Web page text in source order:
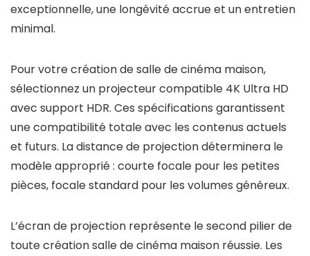
exceptionnelle, une longévité accrue et un entretien
minimal.
Pour votre création de salle de cinéma maison,
sélectionnez un projecteur compatible 4K Ultra HD
avec support HDR. Ces spécifications garantissent
une compatibilité totale avec les contenus actuels
et futurs. La distance de projection déterminera le
modèle approprié : courte focale pour les petites
pièces, focale standard pour les volumes généreux.
L’écran de projection représente le second pilier de
toute création salle de cinéma maison réussie. Les